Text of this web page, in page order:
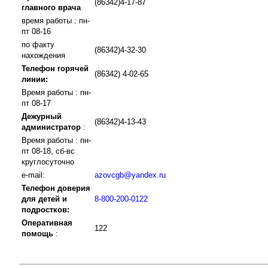
главного врача
(86342)4-17-87
время работы : пн-
пт 08-16
по факту
нахождения
(86342)4-32-30
Телефон горячей
линии:
(86342) 4-02-65
Время работы : пн-
пт 08-17
Дежурный
администратор :
(86342)4-13-43
Время работы : пн-
пт 08-18, сб-вс
круглосуточно
e-mail:
azovcgb@yandex.ru
Телефон доверия
для детей и
подростков:
8-800-200-0122
Оперативная
помощь :
122